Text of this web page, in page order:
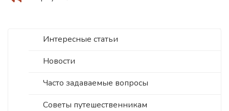
Интересные статьи
Новости
Часто задаваемые вопросы
Советы путешественникам